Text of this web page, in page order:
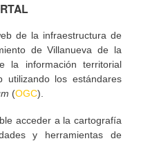
de la infraestructura de
de Villanueva de la
la información territorial
los estándares
(OGC).
acceder a la cartografía
y herramientas de